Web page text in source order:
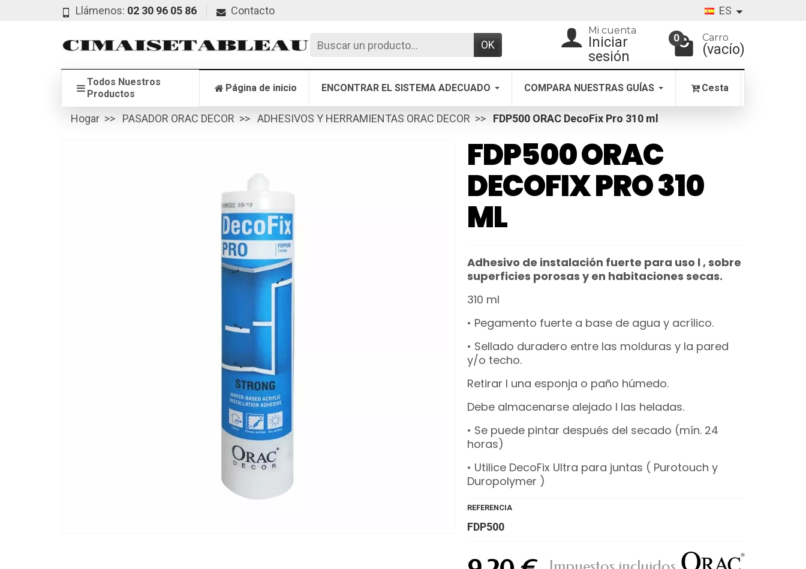
Llámenos: 02 30 96 05 86 Contacto ES
OK
Mi cuenta
Iniciar
sesión
0 Carro
(vacío)
Todos Nuestros
Productos
Página de inicio ENCONTRAR EL SISTEMA ADECUADO COMPARA NUESTRAS GUÍAS Cesta
Hogar PASADOR ORAC DECOR ADHESIVOS Y HERRAMIENTAS ORAC DECOR FDP500 ORAC DecoFix Pro 310 ml
FDP500 ORAC
DECOFIX PRO 310
ML
Adhesivo de instalación fuerte para uso l , sobre
superficies porosas y en habitaciones secas.
310 ml
• Pegamento fuerte a base de agua y acrílico.
• Sellado duradero entre las molduras y la pared
y/o techo.
Retirar l una esponja o paño húmedo.
Debe almacenarse alejado l las heladas.
• Se puede pintar después del secado (mín. 24
horas)
• Utilice DecoFix Ultra para juntas ( Purotouch y
Duropolymer )
REFERENCIA
FDP500